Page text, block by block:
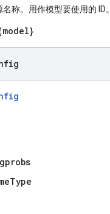
称。用作模型要使用的 ID。